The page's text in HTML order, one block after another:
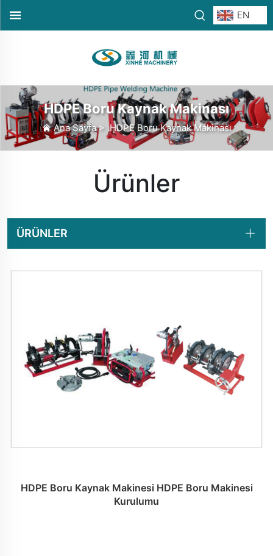
EN
HDPE Boru Kaynak Makinası
Ana Sayfa>HDPE Boru Kaynak Makinası
Ürünler
ÜRÜNLER
HDPE Boru Kaynak Makinesi HDPE Boru Makinesi
Kurulumu